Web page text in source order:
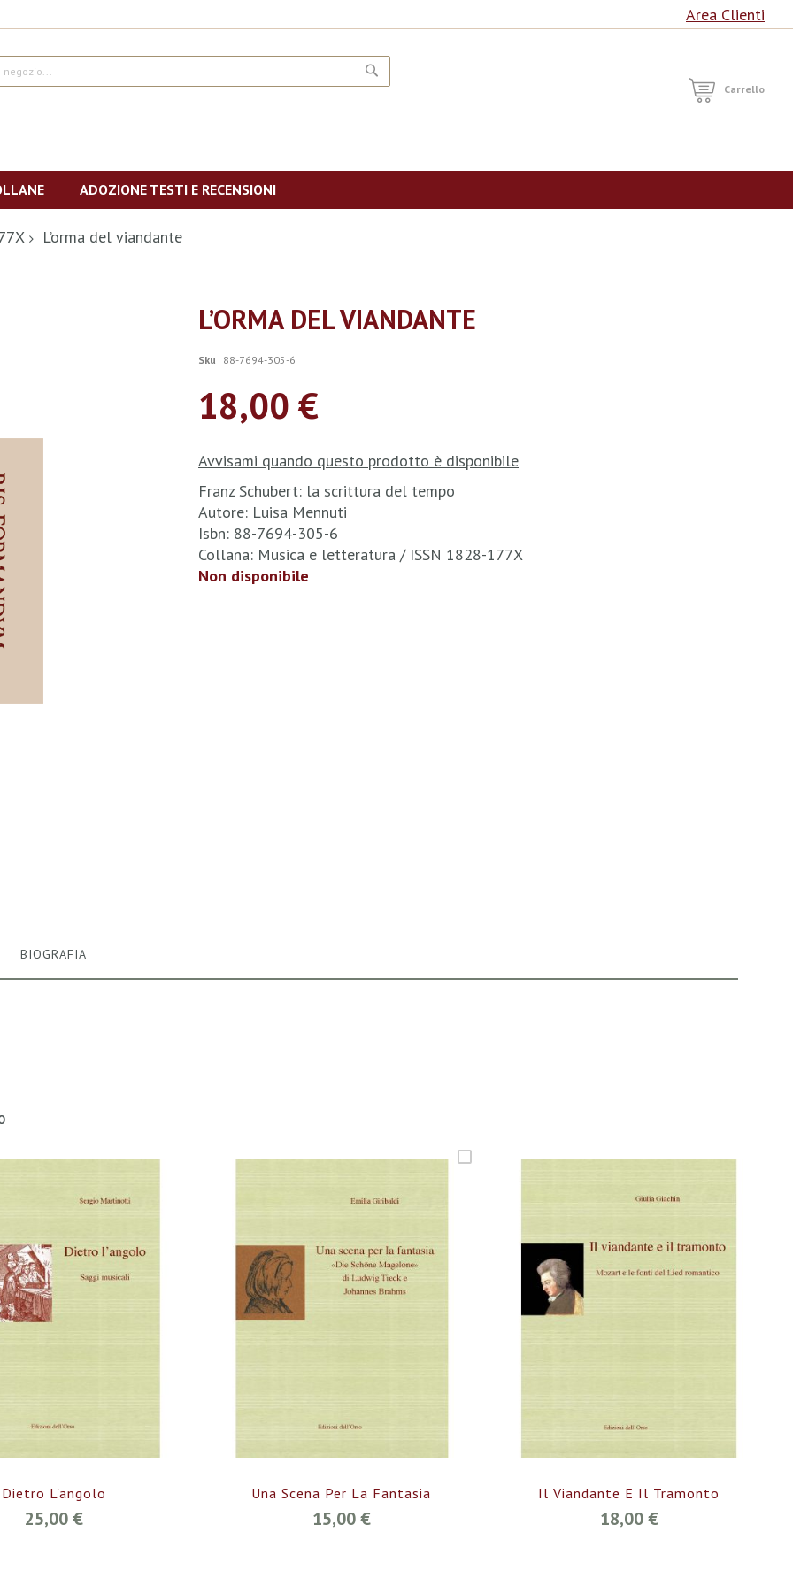
Area Clienti
Carrello
ADOZIONE TESTI E RECENSIONI
L’orma del viandante
L’ORMA DEL VIANDANTE
Sku 88-7694-305-6
18,00 €
Avvisami quando questo prodotto è disponibile
Franz Schubert: la scrittura del tempo
Autore: Luisa Mennuti
Isbn: 88-7694-305-6
Collana: Musica e letteratura / ISSN 1828-177X
Non disponibile
BIOGRAFIA
Dietro L'angolo
25,00 €
Una Scena Per La Fantasia
15,00 €
Il Viandante E Il Tramonto
18,00 €